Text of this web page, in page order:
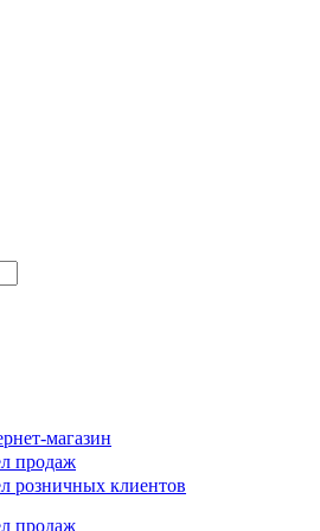
магазин
продаж
розничных клиентов
продаж